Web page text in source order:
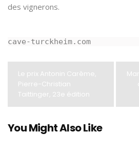
des vignerons.
cave-turckheim.com
Le prix Antonin Carême,
Pierre-Christian
Taittinger, 23e édition
You Might Also Like